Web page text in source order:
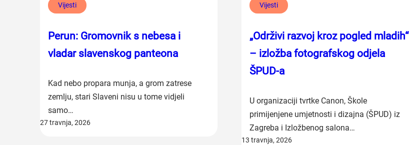
Vijesti
Perun: Gromovnik s nebesa i
vladar slavenskog panteona
Kad nebo propara munja, a grom zatrese
zemlju, stari Slaveni nisu u tome vidjeli
samo…
27 travnja, 2026
Vijesti
„Održivi razvoj kroz pogled mladih“
– izložba fotografskog odjela
ŠPUD-a
U organizaciji tvrtke Canon, Škole
primijenjene umjetnosti i dizajna (ŠPUD) iz
Zagreba i Izložbenog salona…
13 travnja, 2026